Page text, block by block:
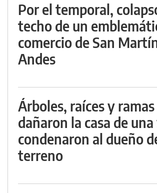
Por el temporal,
techo de un
comercio de San
Andes
Árboles, raíces y ramas
dañaron la casa de
condenaron al dueño
terreno